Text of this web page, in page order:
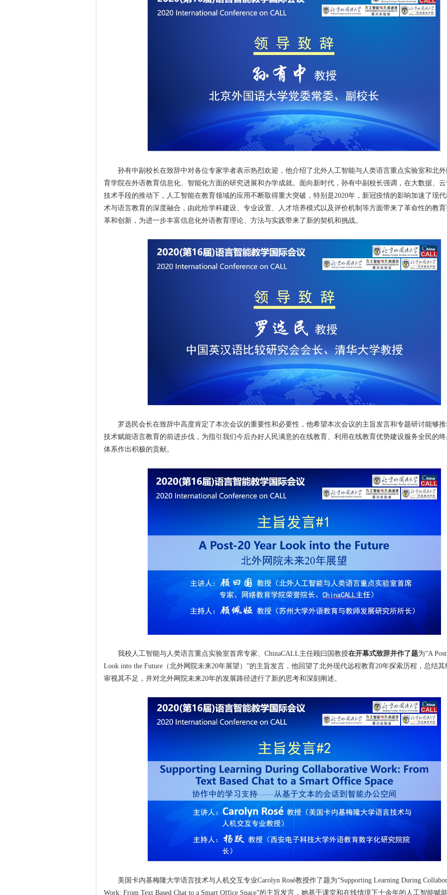
孙有中副校长在致辞中对各位专家学者表示热烈欢迎，他介绍了北外人工智能与人类语言重点实验室和北
育学院在外语教育信息化、智能化方面的研究进展和办学成就。面向新时代，孙有中副校长强调，在大数据、
技术手段的推动下，人工智能在教育领域的应用不断取得重大突破，特别是2020年，新冠疫情的影响加速了现
术与语言教育的深度融合，由此给学科建设、专业设置、人才培养模式以及评价机制等方面带来了革命性的教
革和创新，为进一步丰富信息化外语教育理论、方法与实践带来了新的契机和挑战。
罗选民会长在致辞中高度肯定了本次会议的重要性和必要性，他希望本次会议的主旨发言和专题研讨能够
技术赋能语言教育的前进步伐，为指引我们今后办好人民满意的在线教育、利用在线教育优势建设服务全民的
体系作出积极的贡献。
我校人工智能与人类语言重点实验室首席专家、ChinaCALL主任顾曰国教授在开幕式致辞并作了题为“A
Look into the Future（北外网院未来20年展望）”的主旨发言，他回望了北外现代远程教育20年探索历程，总结其
审视其不足，并对北外网院未来20年的发展路径进行了新的思考和深刻阐述。
美国卡内基梅隆大学语言技术与人机交互专业Carolyn Rosé教授作了题为“Supporting Learning During
Work: From Text Based Chat to a Smart Office Space”的主旨发言，她基于课堂和在线情境下十余年的人工智能赋